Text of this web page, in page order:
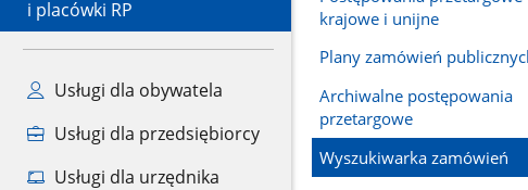
i placówki RP
Usługi dla obywatela
Usługi dla przedsiębiorcy
Usługi dla urzędnika
krajowe i unijne
Plany zamówień
Archiwalne postępowania
przetargowe
Wyszukiwarka zamówień